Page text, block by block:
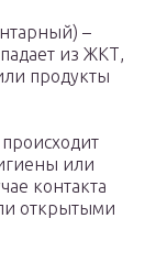
–
из ЖКТ,
продукты
или
контакта
открытыми